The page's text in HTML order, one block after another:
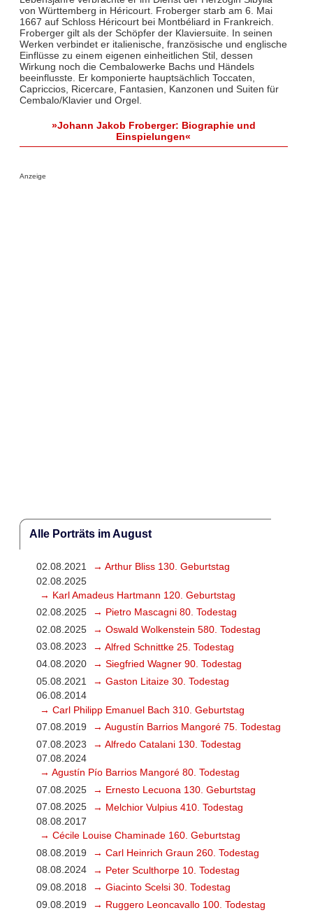
von Württemberg in Héricourt. Froberger starb am 6. Mai
1667 auf Schloss Héricourt bei Montbéliard in Frankreich.
Froberger gilt als der Schöpfer der Klaviersuite. In seinen
Werken verbindet er italienische, französische und englische
Einflüsse zu einem eigenen einheitlichen Stil, dessen
Wirkung noch die Cembalowerke Bachs und Händels
beeinflusste. Er komponierte hauptsächlich Toccaten,
Capriccios, Ricercare, Fantasien, Kanzonen und Suiten für
Cembalo/Klavier und Orgel.
»Johann Jakob Froberger: Biographie und
Einspielungen«
Anzeige
Alle Porträts im August
02.08.2021
→ Arthur Bliss 130. Geburtstag
02.08.2025
→ Karl Amadeus Hartmann 120. Geburtstag
02.08.2025
→ Pietro Mascagni 80. Todestag
02.08.2025
→ Oswald Wolkenstein 580. Todestag
03.08.2023
→ Alfred Schnittke 25. Todestag
04.08.2020
→ Siegfried Wagner 90. Todestag
05.08.2021
→ Gaston Litaize 30. Todestag
06.08.2014
→ Carl Philipp Emanuel Bach 310. Geburtstag
07.08.2019
→ Augustín Barrios Mangoré 75. Todestag
07.08.2023
→ Alfredo Catalani 130. Todestag
07.08.2024
→ Agustín Pío Barrios Mangoré 80. Todestag
07.08.2025
→ Ernesto Lecuona 130. Geburtstag
07.08.2025
→ Melchior Vulpius 410. Todestag
08.08.2017
→ Cécile Louise Chaminade 160. Geburtstag
08.08.2019
→ Carl Heinrich Graun 260. Todestag
08.08.2024
→ Peter Sculthorpe 10. Todestag
09.08.2018
→ Giacinto Scelsi 30. Todestag
09.08.2019
→ Ruggero Leoncavallo 100. Todestag